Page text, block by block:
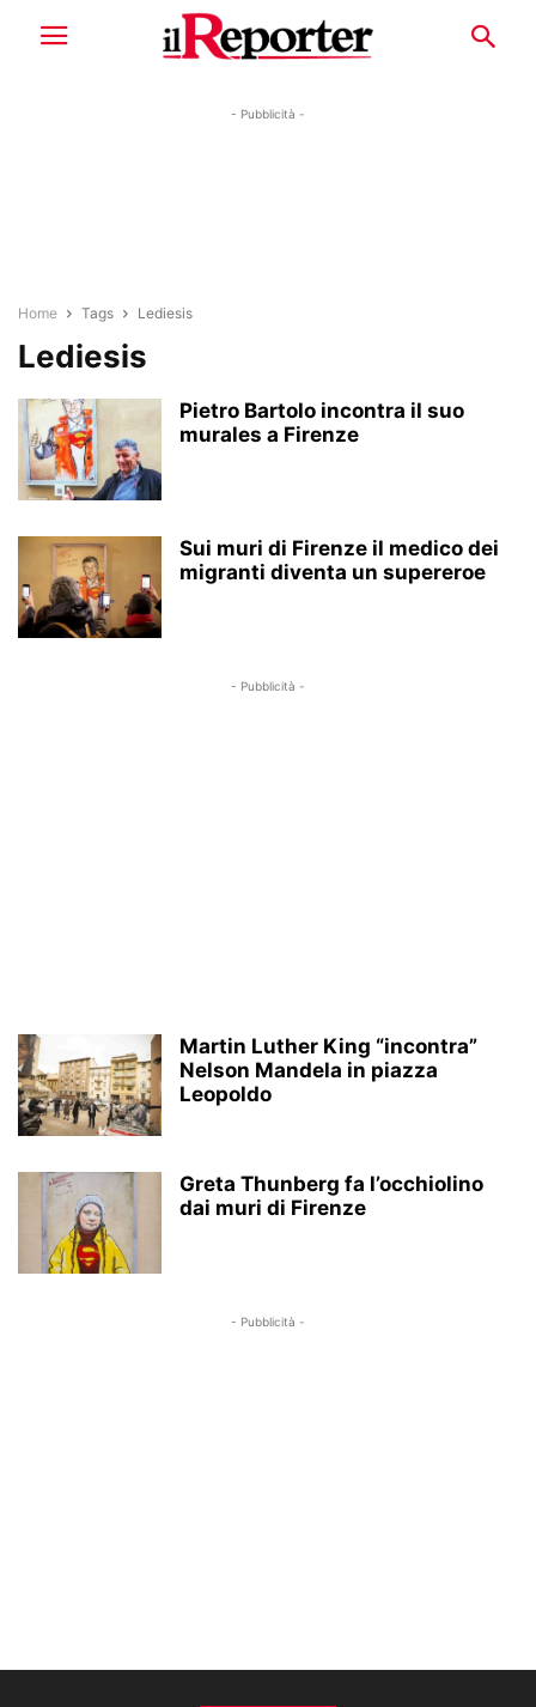
- Pubblicità -
Home Tags Lediesis
Lediesis
Pietro Bartolo incontra il suo
murales a Firenze
Sui muri di Firenze il medico dei
migranti diventa un supereroe
- Pubblicità -
Martin Luther King “incontra”
Nelson Mandela in piazza
Leopoldo
Greta Thunberg fa l’occhiolino
dai muri di Firenze
- Pubblicità -